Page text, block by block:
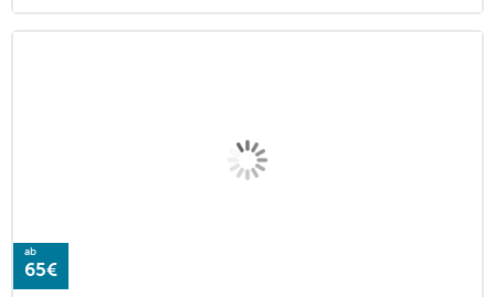
ab
65€